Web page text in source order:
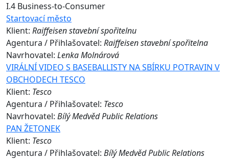
I.4 Business-to-Consumer
Startovací město
Klient: Raiffeisen stavební spořitelnu
Agentura / Přihlašovatel: Raiffeisen stavební spořitelna
Navrhovatel: Lenka Molnárová
VIRÁLNÍ VIDEO S BASEBALLISTY NA SBÍRKU POTRAVIN V
OBCHODECH TESCO
Klient: Tesco
Agentura / Přihlašovatel: Tesco
Navrhovatel: Bílý Medvěd Public Relations
PAN ŽETONEK
Klient: Tesco
Agentura / Přihlašovatel: Bílý Medvěd Public Relations